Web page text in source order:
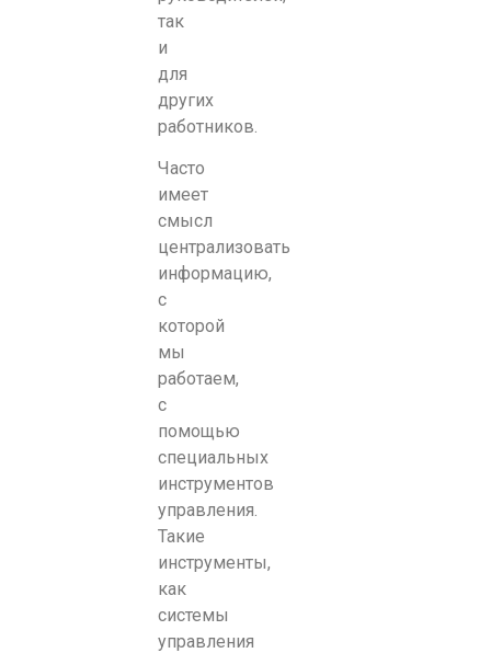
так
и
для
других
работников.
Часто
имеет
смысл
централизовать
информацию,
с
которой
мы
работаем,
с
помощью
специальных
инструментов
управления.
Такие
инструменты,
как
системы
управления